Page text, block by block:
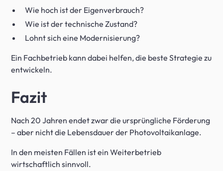
Wie hoch ist der Eigenverbrauch?
Wie ist der technische Zustand?
Lohnt sich eine Modernisierung?
Ein Fachbetrieb kann dabei helfen, die beste Strategie zu
entwickeln.
Fazit
Nach 20 Jahren endet zwar die ursprüngliche Förderung
– aber nicht die Lebensdauer der Photovoltaikanlage.
In den meisten Fällen ist ein Weiterbetrieb
wirtschaftlich sinnvoll.